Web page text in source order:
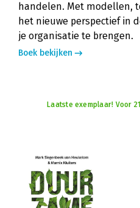
handelen. Met modellen,
het nieuwe perspectief in
je organisatie te brengen.
Boek bekijken
Laatste exemplaar! Voor